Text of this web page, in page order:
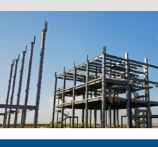
Passer
contenu